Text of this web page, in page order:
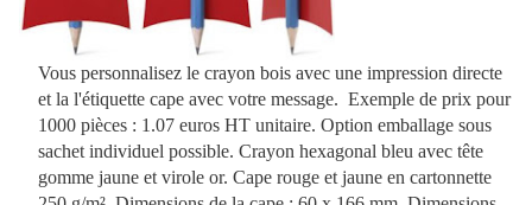
Vous personnalisez le crayon bois avec une impression directe
et la l'étiquette cape avec votre message. Exemple de prix pour
1000 pièces : 1.07 euros HT unitaire. Option emballage sous
sachet individuel possible. Crayon hexagonal bleu avec tête
gomme jaune et virole or. Cape rouge et jaune en cartonnette